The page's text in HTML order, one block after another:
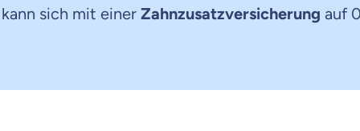
sich mit einer Zahnzusatzversicherung auf
fühlst.